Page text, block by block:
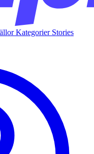
Kategorier Stories